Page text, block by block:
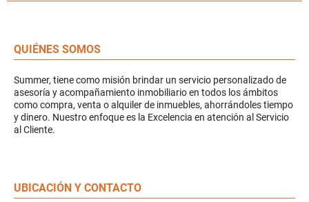
QUIÉNES SOMOS
Summer, tiene como misión brindar un servicio personalizado de
asesoría y acompañamiento inmobiliario en todos los ámbitos
como compra, venta o alquiler de inmuebles, ahorrándoles tiempo
y dinero. Nuestro enfoque es la Excelencia en atención al Servicio
al Cliente.
UBICACIÓN Y CONTACTO